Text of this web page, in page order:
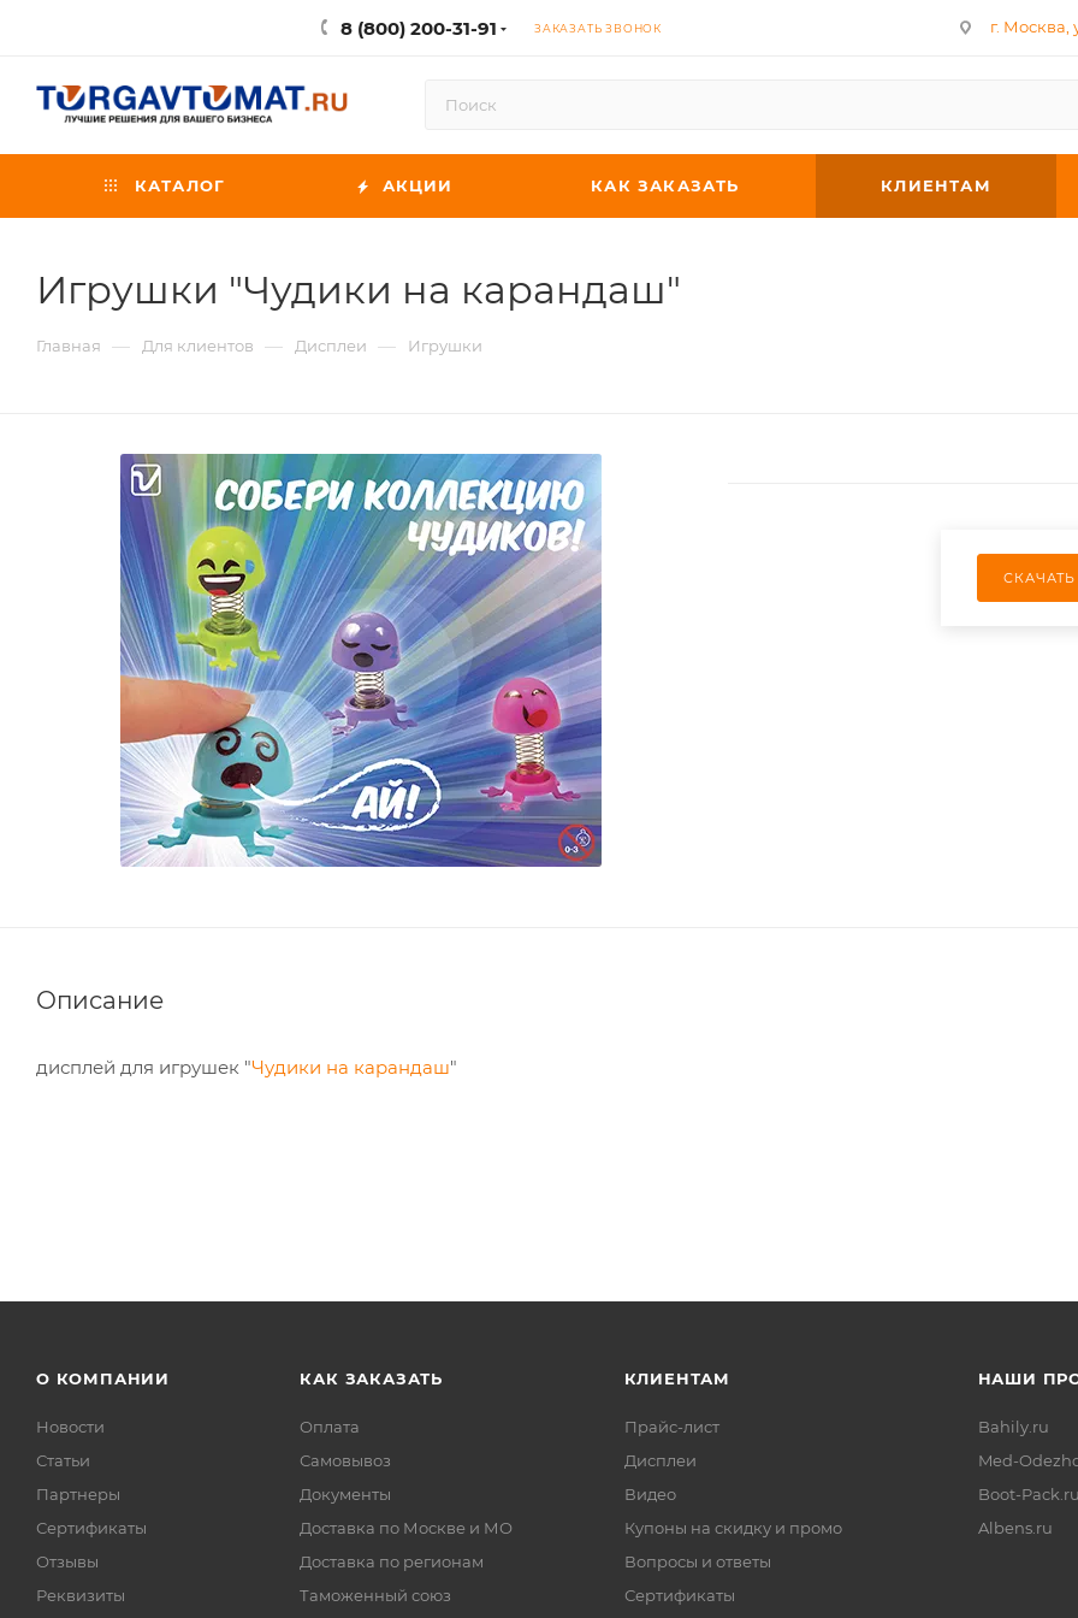
8 (800) 200-31-91 ЗАКАЗАТЬ ЗВОНОК г. Москва,
КАТАЛОГ АКЦИИ КАК ЗАКАЗАТЬ КЛИЕНТАМ
Игрушки "Чудики на карандаш"
Главная — Для клиентов — Дисплеи — Игрушки
Описание
дисплей для игрушек "Чудики на карандаш"
О КОМПАНИИ
Новости
Статьи
Партнеры
Сертификаты
Отзывы
Реквизиты
КАК ЗАКАЗАТЬ
Оплата
Самовывоз
Документы
Доставка по Москве и МО
Доставка по регионам
Таможенный союз
КЛИЕНТАМ
Прайс-лист
Дисплеи
Видео
Купоны на скидку и промо
Вопросы и ответы
Сертификаты
НАШИ
Bahily.ru
Med-
Boot-Pack.ru
Albens.ru